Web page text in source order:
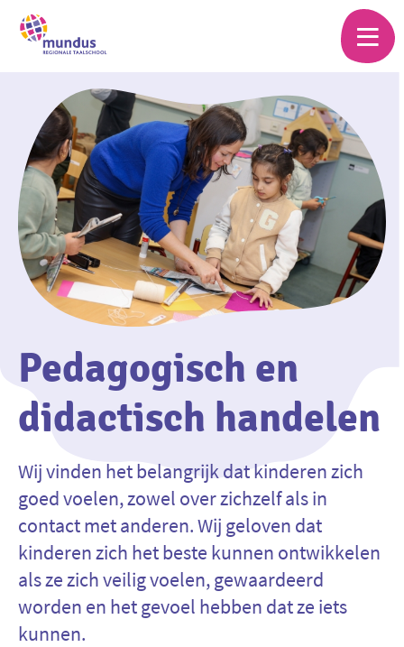
Skip
Pedagogisch en
didactisch handelen
Wij vinden het belangrijk dat kinderen zich
goed voelen, zowel over zichzelf als in
contact met anderen. Wij geloven dat
kinderen zich het beste kunnen ontwikkelen
als ze zich veilig voelen, gewaardeerd
worden en het gevoel hebben dat ze iets
kunnen.